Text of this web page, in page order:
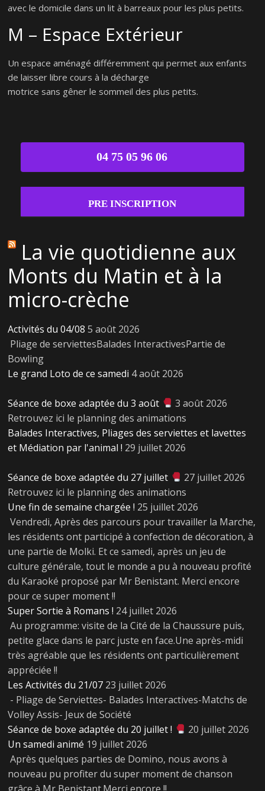
avec le domicile dans un lit à barreaux pour les plus petits.
M – Espace Extérieur
Un espace aménagé différemment qui permet aux enfants
de laisser libre cours à la décharge
motrice sans gêner le sommeil des plus petits.
04 75 05 96 06
PRE INSCRIPTION
La vie quotidienne aux
Monts du Matin et à la
micro-crèche
Activités du 04/08 5 août 2026
Pliage de serviettesBalades InteractivesPartie de
Bowling
Le grand Loto de ce samedi 4 août 2026
Séance de boxe adaptée du 3 août
3 août 2026
Retrouvez ici le planning des animations
Balades Interactives, Pliages des serviettes et lavettes
et Médiation par l'animal ! 29 juillet 2026
Séance de boxe adaptée du 27 juillet
27 juillet 2026
Retrouvez ici le planning des animations
Une fin de semaine chargée ! 25 juillet 2026
Vendredi, Après des parcours pour travailler la Marche,
les résidents ont participé à confection de décoration, à
une partie de Molki. Et ce samedi, après un jeu de
culture générale, tout le monde a pu à nouveau profité
du Karaoké proposé par Mr Benistant. Merci encore
pour ce super moment !!
Super Sortie à Romans ! 24 juillet 2026
Au programme: visite de la Cité de la Chaussure puis,
petite glace dans le parc juste en face.Une après-midi
très agréable que les résidents ont particulièrement
appréciée !!
Les Activités du 21/07 23 juillet 2026
- Pliage de Serviettes- Balades Interactives-Matchs de
Volley Assis- Jeux de Société
Séance de boxe adaptée du 20 juillet !
20 juillet 2026
Un samedi animé 19 juillet 2026
Après quelques parties de Domino, nous avons à
nouveau pu profiter du super moment de chanson